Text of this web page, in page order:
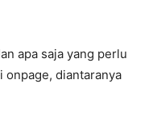
apa saja yang perlu
onpage, diantaranya